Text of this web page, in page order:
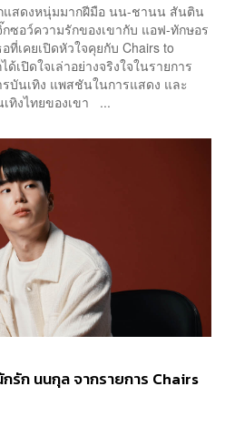
แสดงหนุ่มมากฝีมือ นน-ชานน สันติน
ซอว์ความรักของเขากับ แอฟ-ทักษอร
เคยเปิดหัวใจคุยกับ Chairs to
เปิดใจเล่าอย่างจริงใจในรายการ
บันเทิง แพสชันในการแสดง และ
ทิงไทยของเขา ...
รัก นนกุล จากรายการ Chairs